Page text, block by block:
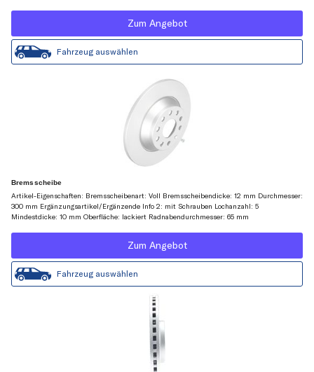
Zum Angebot
Fahrzeug auswählen
Bremsscheibe
Artikel-Eigenschaften: Bremsscheibenart: Voll Bremsscheibendicke: 12 mm Durchmesser:
300 mm Ergänzungsartikel/Ergänzende Info 2: mit Schrauben Lochanzahl: 5
Mindestdicke: 10 mm Oberfläche: lackiert Radnabendurchmesser: 65 mm
Zum Angebot
Fahrzeug auswählen